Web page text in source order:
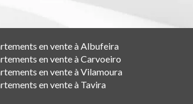
en vente à Albufeira
en vente à Carvoeiro
en vente à Vilamoura
en vente à Tavira